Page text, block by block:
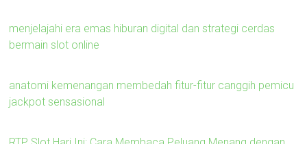
menjelajahi era emas hiburan digital dan strategi cerdas
bermain slot online
anatomi kemenangan membedah fitur-fitur canggih pemicu
jackpot sensasional